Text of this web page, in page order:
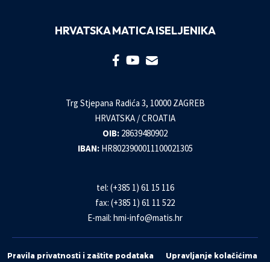
HRVATSKA MATICA ISELJENIKA
Trg Stjepana Radića 3, 10000 ZAGREB
HRVATSKA / CROATIA
OIB: 28639480902
IBAN: HR8023900011100021305
tel: (+385 1) 61 15 116
fax: (+385 1) 61 11 522
E-mail: hmi-info@matis.hr
Pravila privatnosti i zaštite podataka Upravljanje kolačićima